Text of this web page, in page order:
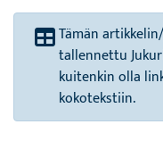
Tämän
tallennettu
kuitenkin olla
kokotekstiin.